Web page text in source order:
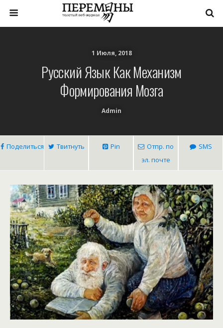
1 Июля, 2018
Русский Язык Как Механизм
Формирования Мозга
Admin
Поделиться Твитнуть Pin
Отпр. по
эл. почте
SMS